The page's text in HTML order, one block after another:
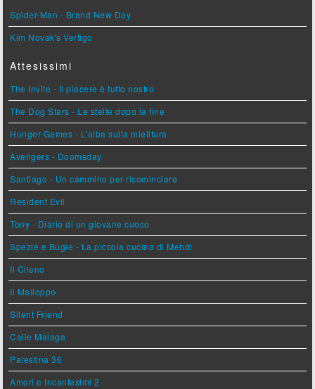
Spider-Man - Brand New Day
Kim Novak's Vertigo
Attesissimi
The Invite - Il piacere è tutto nostro
The Dog Stars - Le stelle dopo la fine
Hunger Games - L'alba sulla mietitura
Avengers - Doomsday
Santiago - Un cammino per ricominciare
Resident Evil
Tony - Diario di un giovane cuoco
Spezie e Bugie - La piccola cucina di Mehdi
Il Cileno
Il Malloppo
Silent Friend
Calle Malaga
Palestina 36
Amori e Incantesimi 2